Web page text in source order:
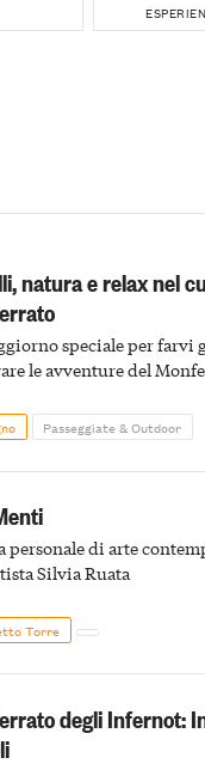
natura e relax nel
speciale per farvi
le avventure del
Passeggiate & Outdoor
personale di arte
Silvia Ruata
Torre
degli Infernot: